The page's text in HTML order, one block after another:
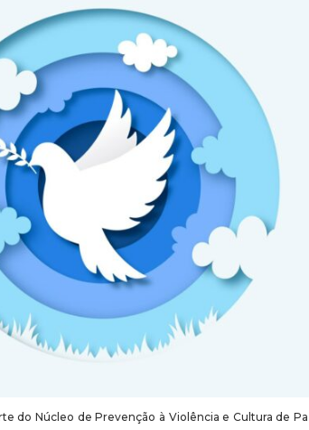
do Núcleo de Prevenção à Violência e Cultura de